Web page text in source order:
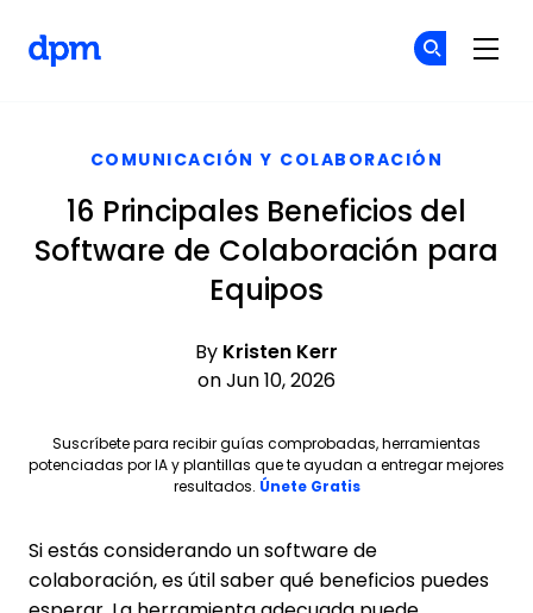
COMUNICACIÓN Y COLABORACIÓN
16 Principales Beneficios del
Software de Colaboración para
Equipos
By Kristen Kerr
on Jun 10, 2026
Suscríbete para recibir guías comprobadas, herramientas
potenciadas por IA y plantillas que te ayudan a entregar mejores
resultados. Únete GratisOpens new window
Si estás considerando un software de
colaboración, es útil saber qué beneficios puedes